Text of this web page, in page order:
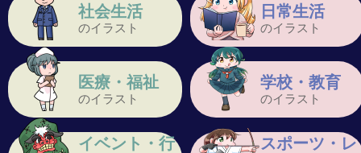
社会生活
のイラスト
日常生活
のイラスト
医療・福祉
のイラスト
学校・教育
のイラスト
イベント・行
スポーツ・レ